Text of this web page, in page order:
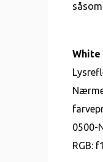
White
0500-
RGB: